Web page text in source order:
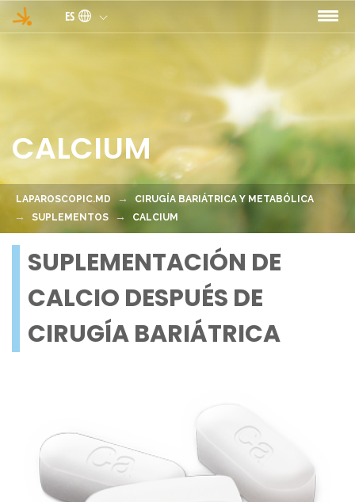
Pasar al contenido principal
ES
CALCIUM
LAPAROSCOPIC.MD
CIRUGÍA BARIÁTRICA Y METABÓLICA
SUPLEMENTOS
CALCIUM
SUPLEMENTACIÓN DE
CALCIO DESPUÉS DE
CIRUGÍA BARIÁTRICA